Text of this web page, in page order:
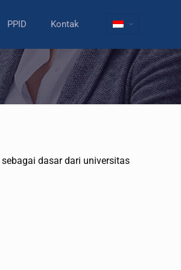
PPID Kontak
dasar dari universitas